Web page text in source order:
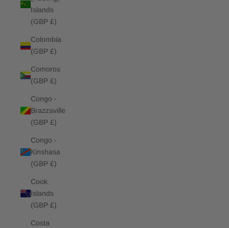
Islands
(GBP £)
Colombia
(GBP £)
Comoros
(GBP £)
Congo -
Brazzaville
(GBP £)
Congo -
Kinshasa
(GBP £)
Cook
Islands
(GBP £)
Costa